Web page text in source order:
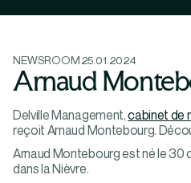
NEWSROOM25.01.2024
Arnaud
Delville Management,cabinet de
reçoit Arnaud Montebourg.
Arnaud Montebourg est né le 30
dans la Nièvre.